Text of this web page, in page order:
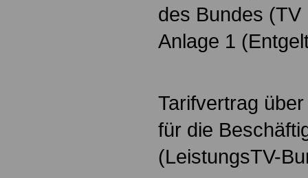
des Bundes
Anlage 1
Tarifvertrag
für die
(LeistungsTV-